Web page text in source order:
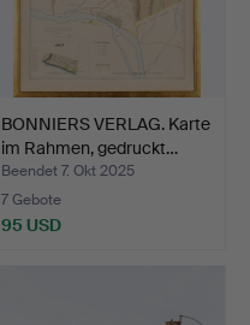
BONNIERS VERLAG. Karte
im Rahmen, gedruckt…
Beendet 7. Okt 2025
7 Gebote
95 USD